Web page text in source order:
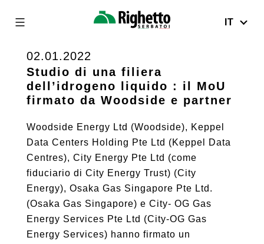
content
Righetto
IT
02.01.2022
Studio di una filiera
dell’idrogeno liquido : il MoU
firmato da Woodside e partner
Woodside Energy Ltd (Woodside), Keppel
Data Centers Holding Pte Ltd (Keppel Data
Centres), City Energy Pte Ltd (come
fiduciario di City Energy Trust) (City
Energy), Osaka Gas Singapore Pte Ltd.
(Osaka Gas Singapore) e City- OG Gas
Energy Services Pte Ltd (City-OG Gas
Energy Services) hanno firmato un